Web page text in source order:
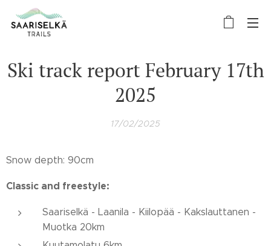
Ski track report February 17th
2025
17/02/2025
Snow depth: 90cm
Classic and freestyle:
Saariselkä - Laanila - Kiilopää - Kakslauttanen -
Muotka 20km